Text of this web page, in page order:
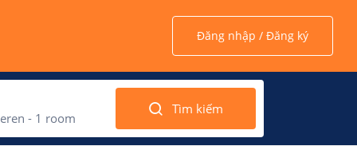
Đăng nhập / Đăng ký
- 1 room
Tìm kiếm